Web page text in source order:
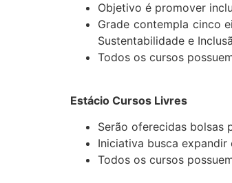
Objetivo é promover
Grade contempla cinco
Sustentabilidade e
Todos os cursos
Estácio Cursos Livres
Serão oferecidas bolsas
Iniciativa busca
Todos os cursos